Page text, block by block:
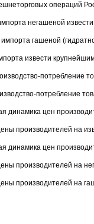
операций
негашеной
гашеной
извести
потребление
потребление
динамика цен
производителей на
динамика цен
производителей на
производителей на